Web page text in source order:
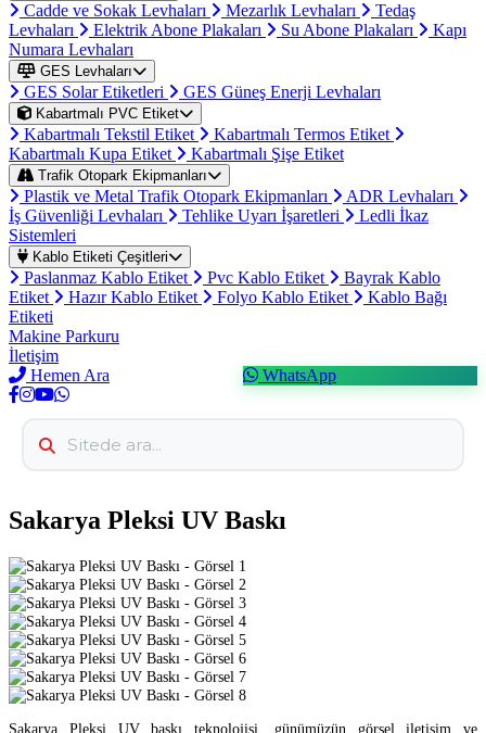
Cadde ve Sokak Levhaları Mezarlık Levhaları
Tedaş
Levhaları
Elektrik Abone Plakaları Su Abone Plakaları
Kapı
Numara Levhaları
GES Levhaları
GES Solar Etiketleri GES Güneş Enerji Levhaları
Kabartmalı PVC Etiket
Kabartmalı Tekstil Etiket
Kabartmalı Termos Etiket
Kabartmalı Kupa Etiket
Kabartmalı Şişe Etiket
Trafik Otopark Ekipmanları
Plastik ve Metal Trafik Otopark Ekipmanları
ADR Levhaları
İş Güvenliği Levhaları
Tehlike Uyarı İşaretleri
Ledli İkaz
Sistemleri
Kablo Etiketi Çeşitleri
Paslanmaz Kablo Etiket Pvc Kablo Etiket
Bayrak Kablo
Etiket
Hazır Kablo Etiket Folyo Kablo Etiket
Kablo Bağı
Etiketi
Makine Parkuru
İletişim
Hemen Ara
WhatsApp
Sakarya Pleksi UV Baskı
Sakarya Pleksi UV baskı teknolojisi, günümüzün görsel iletişim ve